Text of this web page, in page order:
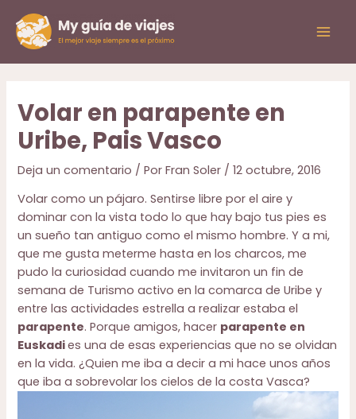
contenido
Volar en parapente en
Uribe, Pais Vasco
Deja un comentario / PorFran Soler /12 octubre, 2016
Volar como un pájaro. Sentirse libre por el aire y
dominar con la vista todo lo que hay bajo tus pies es
un sueño tan antiguo como el mismo hombre. Y a mi,
que me gusta meterme hasta en los charcos, me
pudo la curiosidad cuando me invitaron un fin de
semana de Turismo activo en la comarca de Uribe y
entre las actividades estrella a realizar estaba el
parapente. Porque amigos, hacer parapente en
Euskadies una de esas experiencias que no se olvidan
en la vida. ¿Quien me iba a decir a mi hace unos años
que iba a sobrevolar los cielos de la costa Vasca?